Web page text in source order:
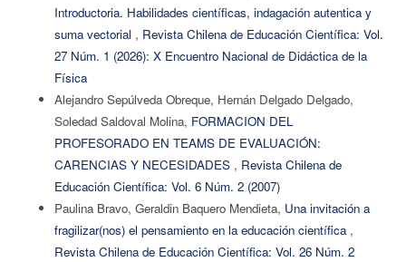
Introductoria. Habilidades científicas, indagación autentica y
suma vectorial , Revista Chilena de Educación Científica: Vol.
27 Núm. 1 (2026): X Encuentro Nacional de Didáctica de la
Física
Alejandro Sepúlveda Obreque, Hernán Delgado Delgado,
Soledad Saldoval Molina, FORMACION DEL
PROFESORADO EN TEAMS DE EVALUACIÓN:
CARENCIAS Y NECESIDADES , Revista Chilena de
Educación Científica: Vol. 6 Núm. 2 (2007)
Paulina Bravo, Geraldin Baquero Mendieta, Una invitación a
fragilizar(nos) el pensamiento en la educación científica ,
Revista Chilena de Educación Científica: Vol. 26 Núm. 2